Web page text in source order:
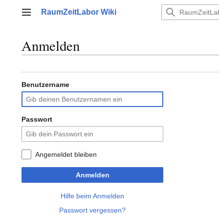
Hauptmenü
RaumZeitLabor Wiki
Anmelden
Benutzername
Passwort
Angemeldet bleiben
Anmelden
Hilfe beim Anmelden
Passwort vergessen?